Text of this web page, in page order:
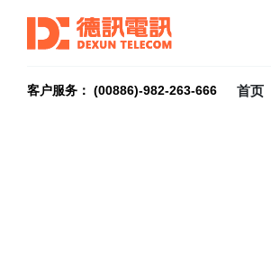
客户服务： (00886)-982-263-666 首页